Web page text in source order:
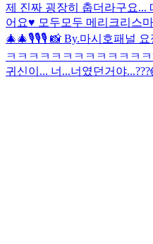
제 진짜 굉장히 춥더라구요...
어요♥️ 모두모두 메리크리스
🎄🎄🎙🎙🎙 📸 By.마시호패널 요
ㅋㅋㅋㅋㅋㅋㅋㅋㅋㅋㅋㅋㅋ
귀신이... 너...너였던거야